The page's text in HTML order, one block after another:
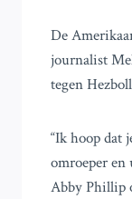
De
journalist
tegen
“Ik hoop dat
omroeper
Abby Phillip